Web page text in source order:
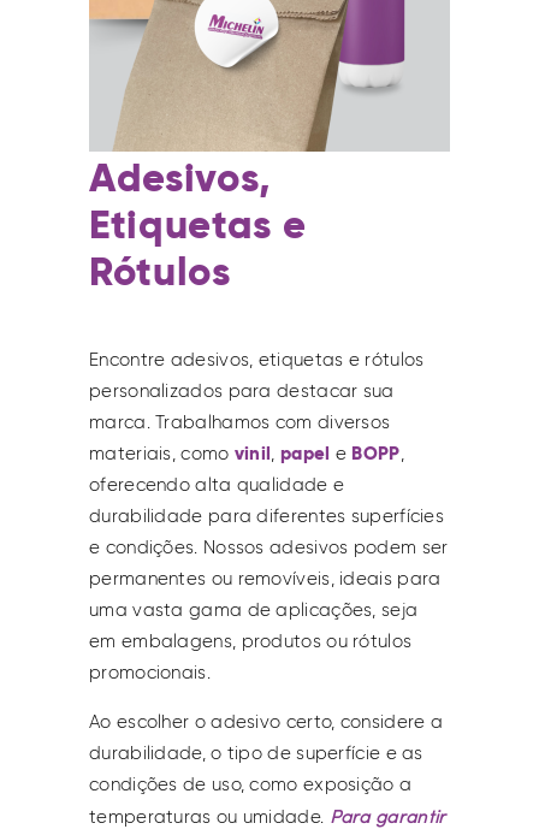
Adesivos,
Etiquetas e
Rótulos
Encontre adesivos, etiquetas e rótulos
personalizados para destacar sua
marca. Trabalhamos com diversos
materiais, como vinil, papel e BOPP,
oferecendo alta qualidade e
durabilidade para diferentes superfícies
e condições. Nossos adesivos podem ser
permanentes ou removíveis, ideais para
uma vasta gama de aplicações, seja
em embalagens, produtos ou rótulos
promocionais.
Ao escolher o adesivo certo, considere a
durabilidade, o tipo de superfície e as
condições de uso, como exposição a
temperaturas ou umidade. Para garantir